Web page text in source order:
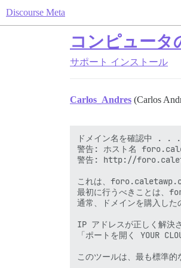
Discourse Meta
コンピュータ
サポート インストール
Carlos_Andres (Carlos
ドメイン名を確認中 . . .
警告: ホスト名
警告: http://
これは、
最初に行うべきことは、
通常、ドメインを購入した
IP アドレスが正しく解決
「ポートを開く YOUR
このツールは、最も標準